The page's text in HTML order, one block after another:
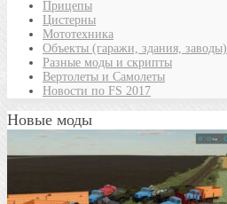
Прицепы
Цистерны
Мототехника
Объекты (гаражи, здания, заводы)
Разные моды и скрипты
Вертолеты и Самолеты
Новости по FS 2017
Новые моды